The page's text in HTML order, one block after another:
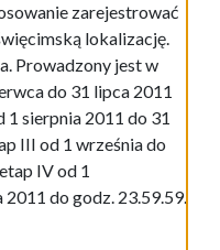
zarejestrować
lokalizację.
Prowadzony jest w
do 31 lipca 2011
sierpnia 2011 do 31
III od 1 września do
IV od 1
do godz. 23.59.59.